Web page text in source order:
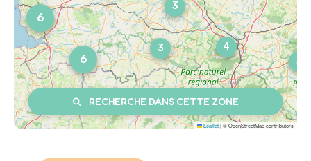
3
3
4
3
6
6
Leaflet|© OpenStreetMap contributors
RECHERCHE DANS CETTE ZONE